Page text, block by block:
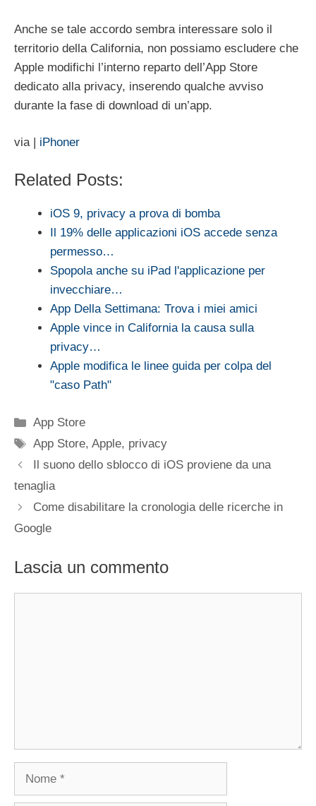
Anche se tale accordo sembra interessare solo il
territorio della California, non possiamo escludere che
Apple modifichi l’interno reparto dell’App Store
dedicato alla privacy, inserendo qualche avviso
durante la fase di download di un’app.
via | iPhoner
Related Posts:
iOS 9, privacy a prova di bomba
Il 19% delle applicazioni iOS accede senza
permesso…
Spopola anche su iPad l'applicazione per
invecchiare…
App Della Settimana: Trova i miei amici
Apple vince in California la causa sulla
privacy…
Apple modifica le linee guida per colpa del
"caso Path"
Categorie
App Store
Tag
App Store,Apple, privacy
Il suono dello sblocco di iOS proviene da una
tenaglia
Come disabilitare la cronologia delle ricerche in
Google
Lascia un commento
Nome